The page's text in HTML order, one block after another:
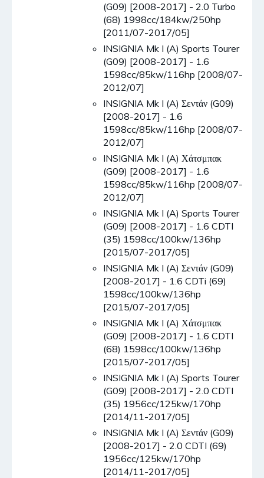
(G09) [2008-2017] - 2.0 Turbo
(68) 1998cc/184kw/250hp
[2011/07-2017/05]
INSIGNIA Mk I (A) Sports Tourer
(G09) [2008-2017] - 1.6
1598cc/85kw/116hp [2008/07-
2012/07]
INSIGNIA Mk I (A) Σεντάν (G09)
[2008-2017] - 1.6
1598cc/85kw/116hp [2008/07-
2012/07]
INSIGNIA Mk I (A) Χάτσμπακ
(G09) [2008-2017] - 1.6
1598cc/85kw/116hp [2008/07-
2012/07]
INSIGNIA Mk I (A) Sports Tourer
(G09) [2008-2017] - 1.6 CDTI
(35) 1598cc/100kw/136hp
[2015/07-2017/05]
INSIGNIA Mk I (A) Σεντάν (G09)
[2008-2017] - 1.6 CDTi (69)
1598cc/100kw/136hp
[2015/07-2017/05]
INSIGNIA Mk I (A) Χάτσμπακ
(G09) [2008-2017] - 1.6 CDTI
(68) 1598cc/100kw/136hp
[2015/07-2017/05]
INSIGNIA Mk I (A) Sports Tourer
(G09) [2008-2017] - 2.0 CDTI
(35) 1956cc/125kw/170hp
[2014/11-2017/05]
INSIGNIA Mk I (A) Σεντάν (G09)
[2008-2017] - 2.0 CDTI (69)
1956cc/125kw/170hp
[2014/11-2017/05]